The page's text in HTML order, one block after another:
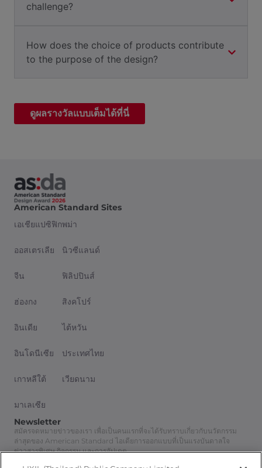
challenge?
How does the choice of products contribute
to the purpose of the design?
ดูผลรางวัลแบบเต็มได้ที่นี่
American Standard Sites
เอเชียแปซิฟิก
ออสเตรเลีย
จีน
ฮ่องกง
อินเดีย
อินโดนีเซีย
เกาหลีใต้
มาเลเซีย
พม่า
นิวซีแลนด์
ฟิลิปปินส์
สิงคโปร์
ไต้หวัน
ประเทศไทย
เวียดนาม
Newsletter
สมัครจดหมายข่าวของเรา เพื่อเป็นคนแรกที่จะได้รับทราบเกี่ยวกับนวัตกรรม
ล่าสุดของ American Standard ไอเดียการออกแบบที่เป็นแรงบันดาลใจ
ข่าวสารพิเศษ กิจกรรม และการอัปเดต
สมัครสมาชิก